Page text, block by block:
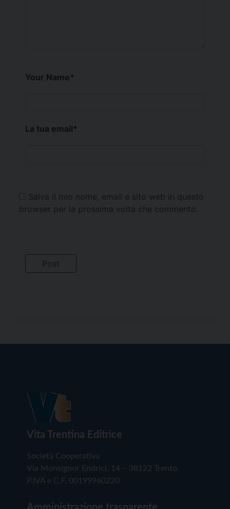
Your Name*
La tua email*
Salva il mio nome, email e sito web in questo
browser per la prossima volta che commento.
Vita Trentina Editrice
Società Cooperativa
Via Monsignor Endrici, 14 – 38122 Trento
P.IVA e C.F. 00199960220
Amministrazione trasparente